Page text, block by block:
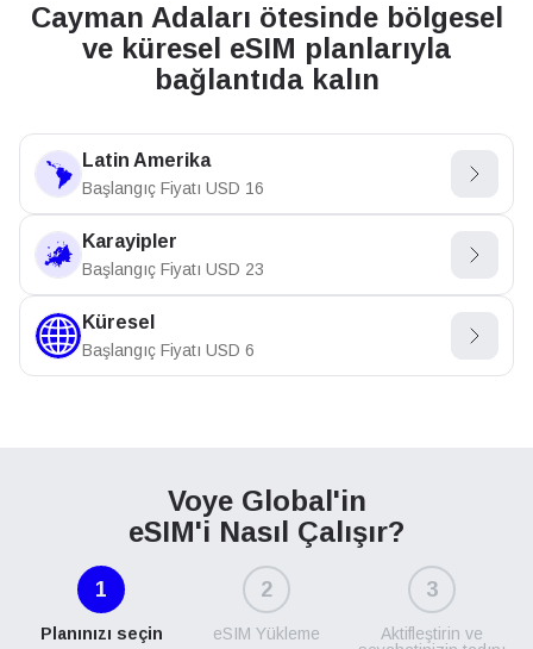
Cayman Adaları ötesinde bölgesel
ve küresel eSIM planlarıyla
bağlantıda kalın
Latin Amerika
Başlangıç Fiyatı USD 16
Karayipler
Başlangıç Fiyatı USD 23
Küresel
Başlangıç Fiyatı USD 6
Voye Global'in
eSIM'i Nasıl Çalışır?
1
Planınızı seçin
2
eSIM Yükleme
3
Aktifleştirin ve